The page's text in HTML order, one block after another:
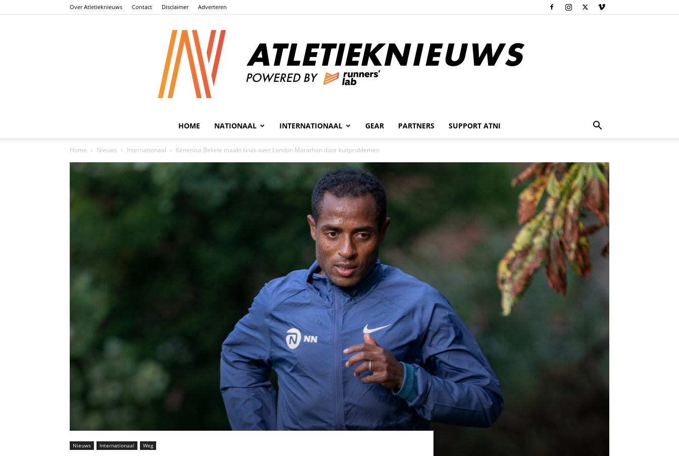
Over Atletieknieuws Contact Disclaimer Adverteren
Atletieknieuws
HOME NATIONAAL INTERNATIONAAL GEAR PARTNERS SUPPORT ATNI
Home Nieuws Internationaal Kenenisa Bekele maakt kruis over London Marathon door kuitproblemen
Nieuws Internationaal Weg